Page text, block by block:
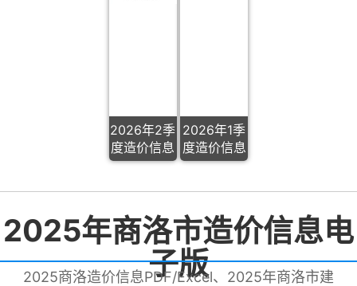
2026年2季
度造价信息
2026年1季
度造价信息
2025年商洛市造价信息电
子版
2025商洛造价信息PDF/Excel、2025年商洛市建